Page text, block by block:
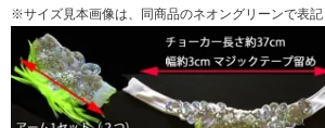
※サイズ見本画像は、同商品のネオングリーンで表